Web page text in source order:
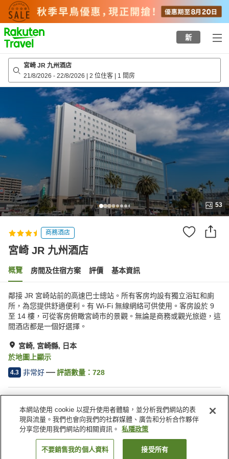
to
top
page
新
宮崎 JR 九州酒店
21/8/2026 - 22/8/2026 | 2 位住客 | 1 間房
53
商務酒店
宮崎 JR 九州酒店
概覽 房間及住宿方案 評價 基本資訊
鄰接 JR 宮崎站前的高速巴士總站。所有客房均設有獨立浴缸和廁
所，為您提供舒適便利。有 Wi-Fi 無線網絡可供使用。客房設於 9
至 14 樓，可從客房俯瞰宮崎市的景觀。無論是商務或觀光旅遊，這
間酒店都是一個好選擇。
宮崎, 宮崎縣, 日本
於地圖上顯示
4.3 非常好 評語數量： 728
停車場
水療/美容院
餐廳
咖啡廳
日本 宮崎縣 宮崎 宮崎 JR 九州酒店
找客房
本網站使用 cookie 以提升使用者體驗，並分析我們網站的表
現與流量。我們也會向我們的社群媒體、廣告和分析合作夥伴
分享您使用我們網站的相關資訊。
私隱政策
不要銷售我的個人資料 接受所有